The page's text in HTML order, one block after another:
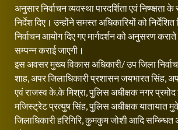
अनुसार निर्वाचन व्यवस्था पारदर्शिता एवं
निर्देश दिए। उन्होंने समस्त अधिकारियों को
निर्वाचन आयोग दिए गए मार्गदर्शन को अनुसरण कराते
सम्पन्न कराई जाएगी।
इस अवसर मुख्य विकास अधिकारी/ उप जिला
शाह, अपर जिलाधिकारी प्रशासन जयभारत सिंह,
एवं राजस्व के.के मिश्रा, पुलिस अधीक्षक नगर
मजिस्ट्रेट प्रत्युष सिंह, पुलिस अधीक्षक यातायात
जिलाधिकारी हरिगिरि, कुमकुम जोशी आदि